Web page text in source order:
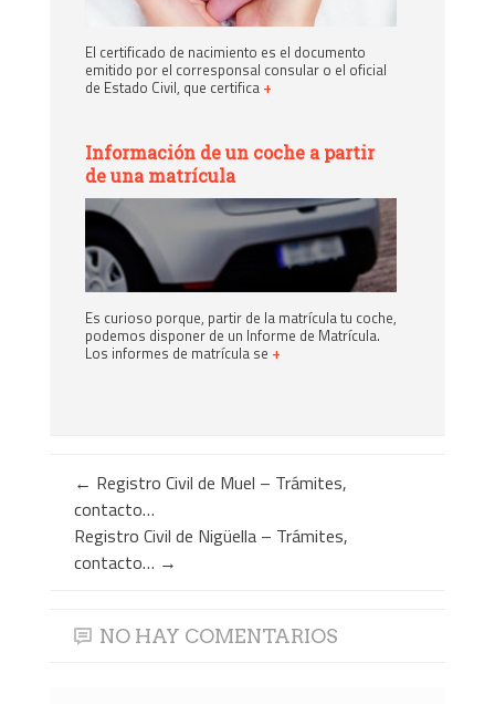
El certificado de nacimiento es el documento
emitido por el corresponsal consular o el oficial
de Estado Civil, que certifica +
Información de un coche a partir
de una matrícula
Es curioso porque, partir de la matrícula tu coche,
podemos disponer de un Informe de Matrícula.
Los informes de matrícula se +
← Registro Civil de Muel – Trámites,
contacto…
Registro Civil de Nigüella – Trámites,
contacto… →
NO HAY COMENTARIOS